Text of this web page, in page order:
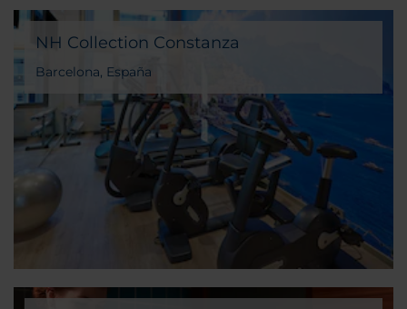
NH Collection Constanza
Barcelona, España